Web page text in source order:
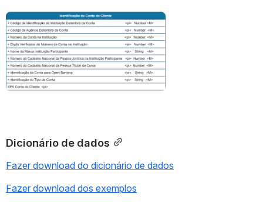
Abrir
Dicionário de dados
Fazer download do dicionário de dados
Fazer download dos exemplos